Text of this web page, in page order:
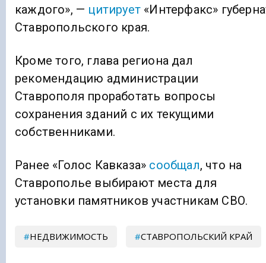
каждого», — цитирует «Интерфакс»
Ставропольского края.
Кроме того, глава региона дал
рекомендацию администрации
Ставрополя проработать вопросы
сохранения зданий с их текущими
собственниками.
Ранее «Голос Кавказа» сообщал, что на
Ставрополье выбирают места для
установки памятников участникам СВО.
НЕДВИЖИМОСТЬ СТАВРОПОЛЬСКИЙ КРАЙ